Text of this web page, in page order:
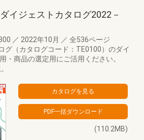
イジェストカタログ2022－
／ 2022年10月 ／ 全536ページ
グ（カタログコード：TE0100）のダイ
・商品の選定用にご活用ください。
(110.2MB)